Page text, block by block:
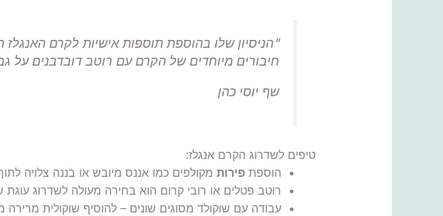
"הניסיון שלו בהוספת תוספות אישיות לקרם
חיבורים מיוחדים של הקרם עם רוטב דובדבנים על
שף יוסי כהן
טיפים לשדרוג הקרם אנגלז:
הוספת פירותמקולפים כמו אננס מיובש או בננה צלויה
רוטב פטלים או רובי קרום הוא בחירה מעולה לשדרוג עוגת
עבודה עם שוקולד מסוגים שונים – להוסיף שוקולית